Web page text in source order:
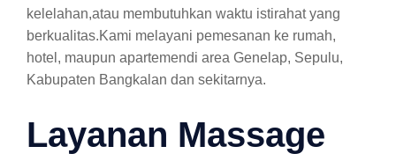
kelelahan,atau membutuhkan waktu istirahat yang
berkualitas.Kami melayani pemesanan ke rumah,
hotel, maupun apartemendi area Genelap, Sepulu,
Kabupaten Bangkalan dan sekitarnya.
Layanan Massage